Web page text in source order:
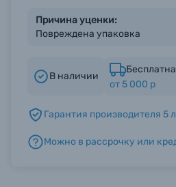
Б/У фототехника
Уценённые товары
Причина уценки:
Повреждена упаковка
В наличии
от 5 000 р
Гарантия производителя 5
Можно в рассрочку или